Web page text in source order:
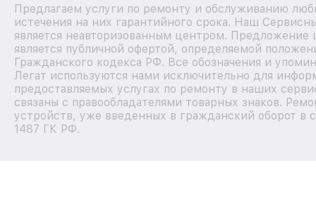
Предлагаем услуги по ремонту и обслуживанию
истечения на них гарантийного срока. Наш
является неавторизованным центром. Предложение
является публичной офертой, определяемой
Гражданского кодекса РФ. Все обозначения и
Легат используются нами исключительно для
предоставляемых услугах по ремонту в наших
связаны с правообладателями товарных знаков.
устройств, уже введенных в гражданский оборот в
1487 ГК РФ.